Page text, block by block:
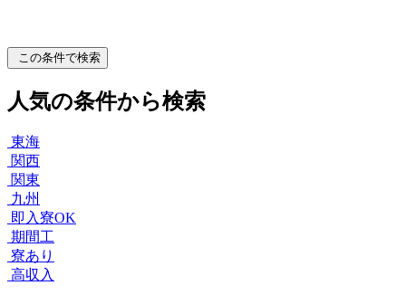
この条件で検索
人気の条件から検索
東海
関西
関東
九州
即入寮OK
期間工
寮あり
高収入